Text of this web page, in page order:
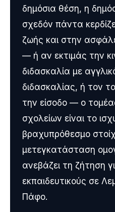
δημόσια θέση, η
σχεδόν πάντα
ζωής και στην
— ή αν εκτιμάς την
διδασκαλία με
διδασκαλίας, ή τον
την είσοδο — ο
σχολείων είναι το
βραχυπρόθεσμο
μετεγκατάσταση
ανεβάζει τη ζήτηση
εκπαιδευτικούς σε
Πάφο.